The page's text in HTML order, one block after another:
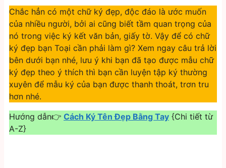
Chắc hẳn có một chữ ký đẹp, độc đáo là ước muốn
của nhiều người, bởi ai cũng biết tầm quan trọng của
nó trong việc ký kết văn bản, giấy tờ. Vậy để có chữ
ký đẹp bạn Toại cần phải làm gì? Xem ngay câu trả lời
bên dưới bạn nhé, lưu ý khi bạn đã tạo được mẫu chữ
ký đẹp theo ý thích thì bạn cần luyện tập ký thường
xuyên để mẫu ký của bạn được thanh thoát, trơn tru
hơn nhé.
Hướng dẫn👉 Cách Ký Tên Đẹp Bằng Tay {Chi tiết từ
A-Z}